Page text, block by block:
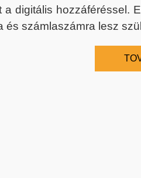
a digitális hozzáféréssel.
és számlaszámra lesz